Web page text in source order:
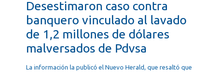
Desestimaron caso contra
banquero vinculado al lavado
de 1,2 millones de dólares
malversados de Pdvsa
La información la publicó el Nuevo Herald, que resaltó que